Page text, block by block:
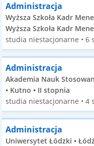
Administracja
Wyższa Szkoła Kadr
Wyższa Szkoła Kadr
studia niestacjonarne • 6
Administracja
Akademia Nauk
• Kutno • II stopnia
studia niestacjonarne • 4
Administracja
Uniwersytet Łódzki •